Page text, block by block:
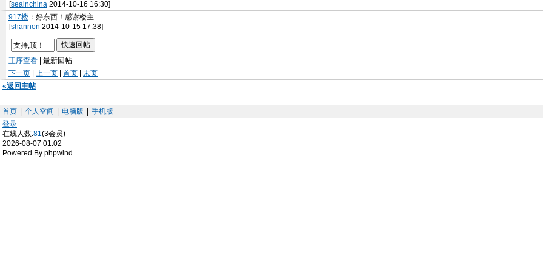
[seainchina 2014-10-16 16:30]
917楼 ：好东西！感谢楼主
[shannon 2014-10-15 17:38]
正序查看 | 最新回帖
下一页
上一页 首页
末页
«返回主帖
首页 个人空间 电脑版
手机版
登录
在线人数:81(3会员)
2026-08-07 01:02
Powered By phpwind